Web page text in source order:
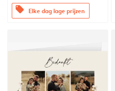
offers Elke dag lage prijzen